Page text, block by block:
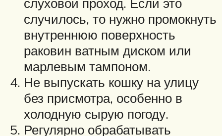
слуховой проход. Если это
случилось, то нужно промокнуть
внутреннюю поверхность
раковин ватным диском или
марлевым тампоном.
Не выпускать кошку на улицу
без присмотра, особенно в
холодную сырую погоду.
Регулярно обрабатывать